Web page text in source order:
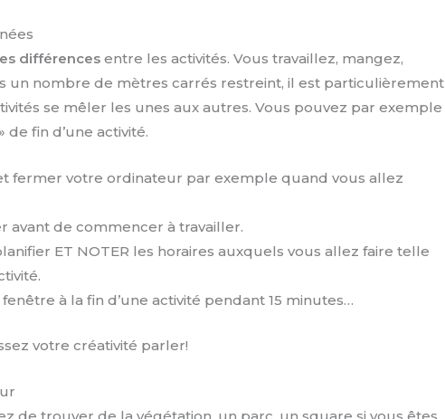
différences entre les activités. Vous travaillez, mangez,
un nombre de mètres carrés restreint, il est particulièrement
se mêler les unes aux autres. Vous pouvez par exemple
fin d’une activité.
fermer votre ordinateur par exemple quand vous allez
avant de commencer à travailler.
ET NOTER les horaires auxquels vous allez faire telle
à la fin d’une activité pendant 15 minutes…
votre créativité parler!
de trouver de la végétation, un parc, un square si vous êtes